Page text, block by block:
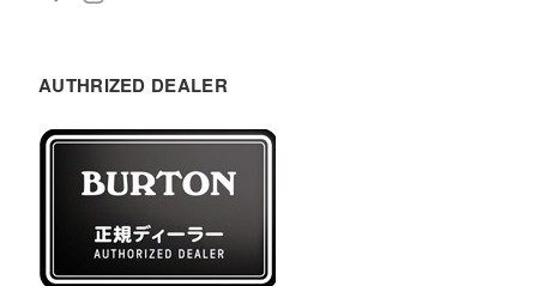
AUTHRIZED DEALER